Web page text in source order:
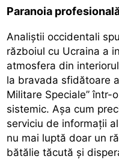
Paranoia
Analiștii occidentali
războiul cu Ucraina a
atmosfera din
la bravada sfidătoare
Militare Speciale” într-
sistemic. Așa cum
serviciu de informații
nu mai luptă doar un
bătălie tăcută și